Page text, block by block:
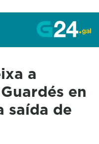
a
en
saída de